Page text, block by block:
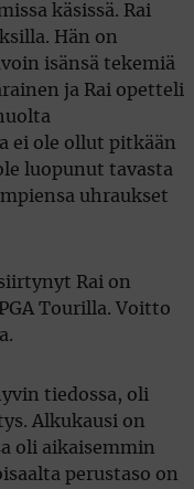
käsissä. Rai
Hän on
isänsä tekemiä
ja Rai opetteli
ei ole ollut pitkään
luopunut tavasta
uhraukset
Rai on
Tourilla. Voitto
tiedossa, oli
Alkukausi on
oli aikaisemmin
perustaso on